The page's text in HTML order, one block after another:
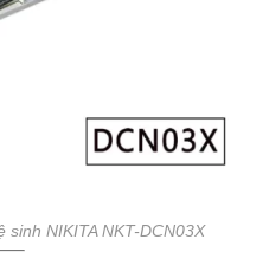
NIKITA NKT-DCN03X